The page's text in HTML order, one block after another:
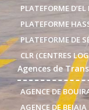
PLATEFORME
PLATEFORME
PLATEFORME DE
CLR (CENTRES
Agences de
AGENCE DE
AGENCE DE BEJAIA